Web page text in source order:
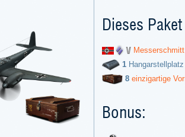
Dieses
1 Hangarstellplatz
8 einzigartige
Bonus: